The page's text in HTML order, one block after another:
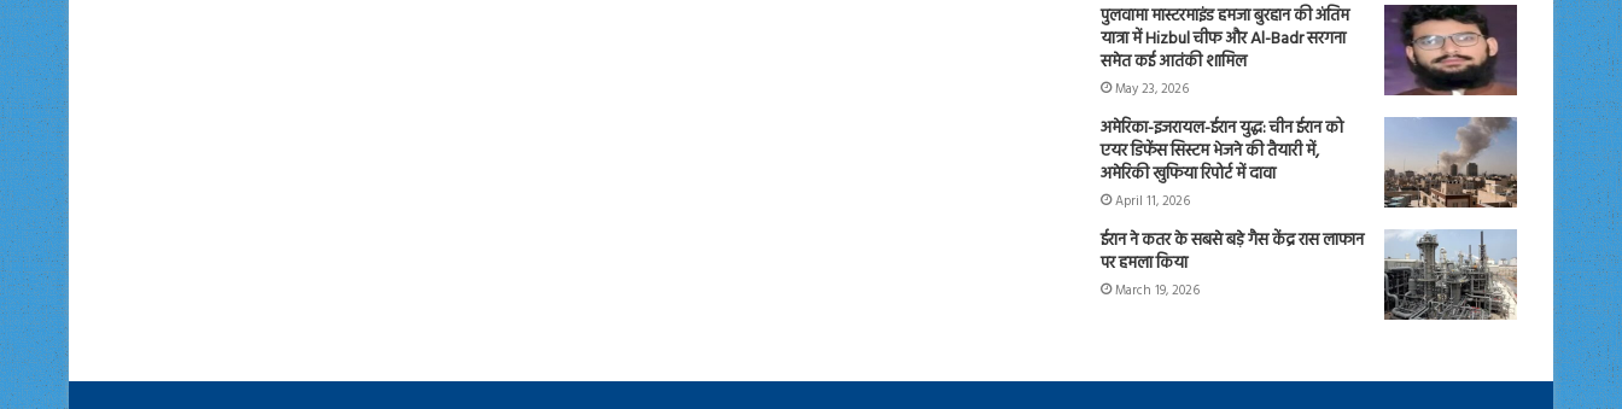
पुलवामा मास्टरमाइंड हमजा बुरहान की अंतिम
यात्रा में Hizbul चीफ और Al-Badr सरगना
समेत कई आतंकी शामिल
May 23, 2026
अमेरिका-इजरायल-ईरान युद्ध: चीन ईरान को
एयर डिफेंस सिस्टम भेजने की तैयारी में,
अमेरिकी खुफिया रिपोर्ट में दावा
April 11, 2026
ईरान ने कतर के सबसे बड़े गैस केंद्र रास लाफान
पर हमला किया
March 19, 2026